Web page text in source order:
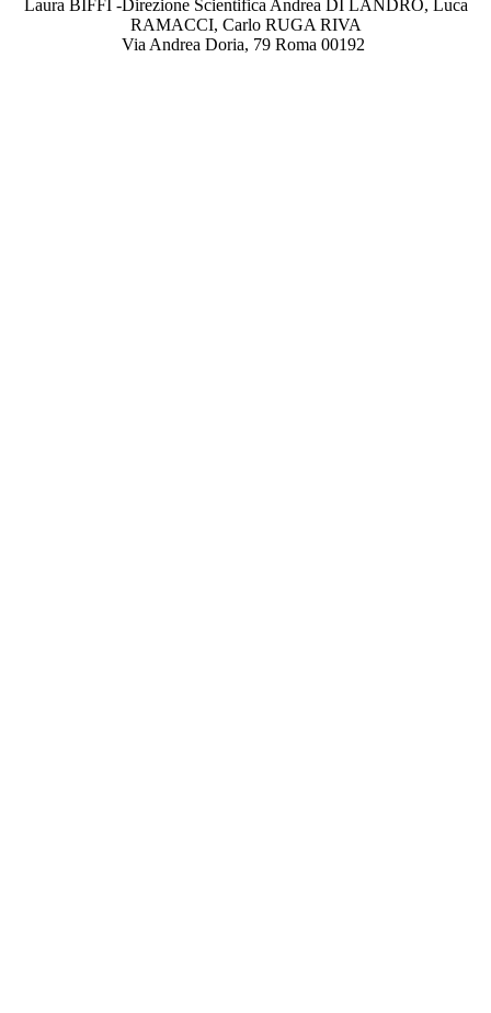
Laura BIFFI -Direzione Scientifica Andrea DI LANDRO, Luca
RAMACCI, Carlo RUGA RIVA
Via Andrea Doria, 79 Roma 00192